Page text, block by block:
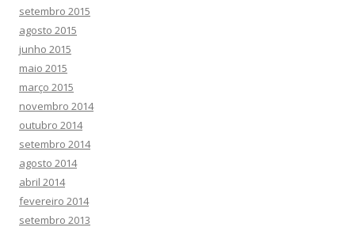
setembro 2015
agosto 2015
junho 2015
maio 2015
março 2015
novembro 2014
outubro 2014
setembro 2014
agosto 2014
abril 2014
fevereiro 2014
setembro 2013